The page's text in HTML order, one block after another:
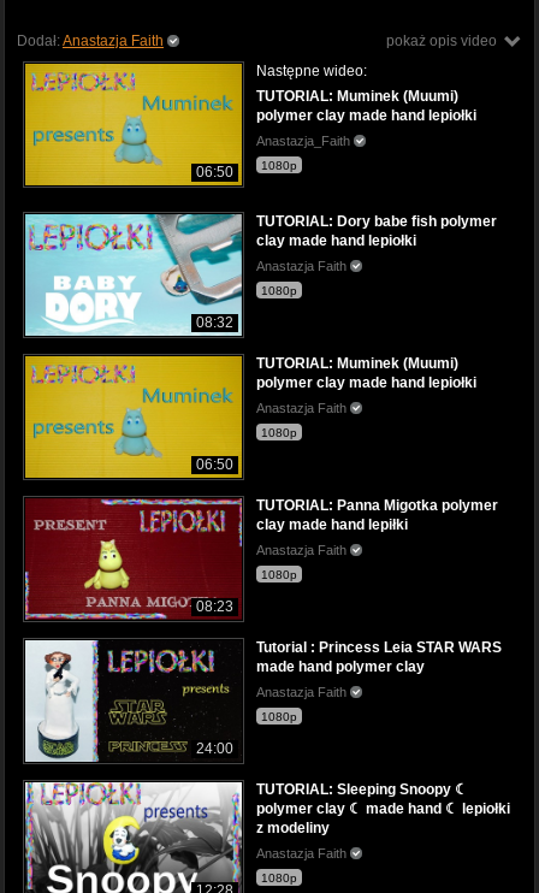
pokaż opis video
Dodał:Anastazja Faith
06:50
Następne wideo:
TUTORIAL: Muminek (Muumi)
polymer clay made hand lepiołki
Anastazja_Faith
1080p
08:32
TUTORIAL: Dory babe fish polymer
clay made hand lepiołki
Anastazja Faith
1080p
06:50
TUTORIAL: Muminek (Muumi)
polymer clay made hand lepiołki
Anastazja Faith
1080p
08:23
TUTORIAL: Panna Migotka polymer
clay made hand lepiłki
Anastazja Faith
1080p
24:00
Tutorial : Princess Leia STAR WARS
made hand polymer clay
Anastazja Faith
1080p
TUTORIAL: Sleeping Snoopy ☾
polymer clay ☾ made hand ☾ lepiołki
z modeliny
Anastazja Faith
1080p